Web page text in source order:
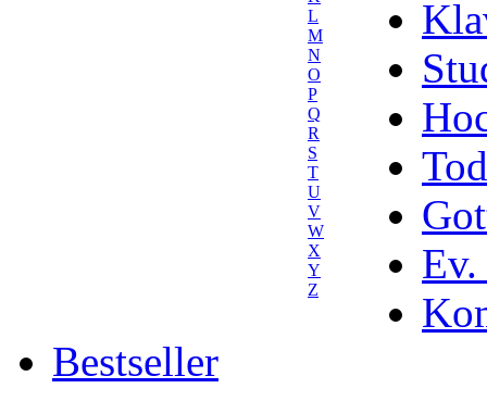
L
M
N
O
P
Q
R
S
T
U
V
W
X
Y
Z
Ev.
Bestseller